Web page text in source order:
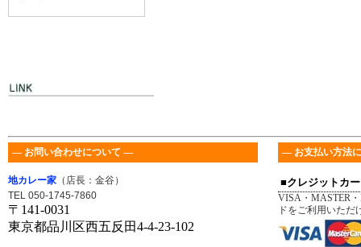
― お問い合わせについて ―
地カレー家 （店長：金谷）
TEL 050-1745-7860
〒141-0031
東京都品川区西五反田4-4-23-102
― お支払い方法
■クレジットカ
VISA・MASTER
ドをご利用いただ